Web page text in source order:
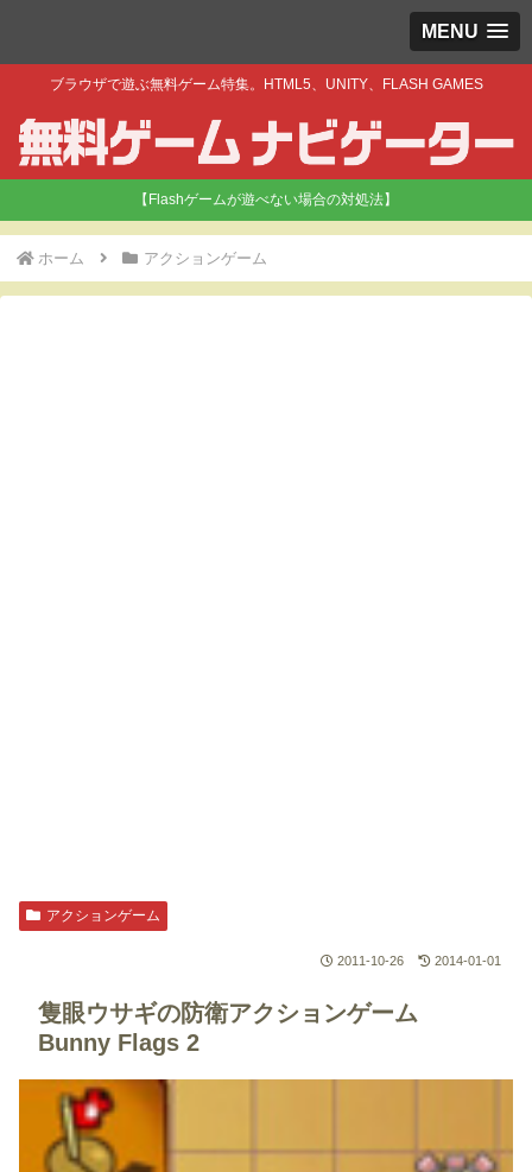
MENU
ブラウザで遊ぶ無料ゲーム特集。HTML5、UNITY、FLASH GAMES
【Flashゲームが遊べない場合の対処法】
ホーム アクションゲーム
アクションゲーム
2011-10-26 2014-01-01
隻眼ウサギの防衛アクションゲーム
Bunny Flags 2